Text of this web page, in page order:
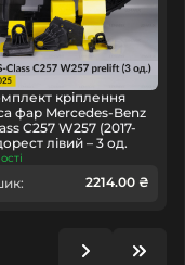
кріплення
фар Mercedes-Benz
C257 W257 (2017-
лівий – 3 од.
2214.00 ₴